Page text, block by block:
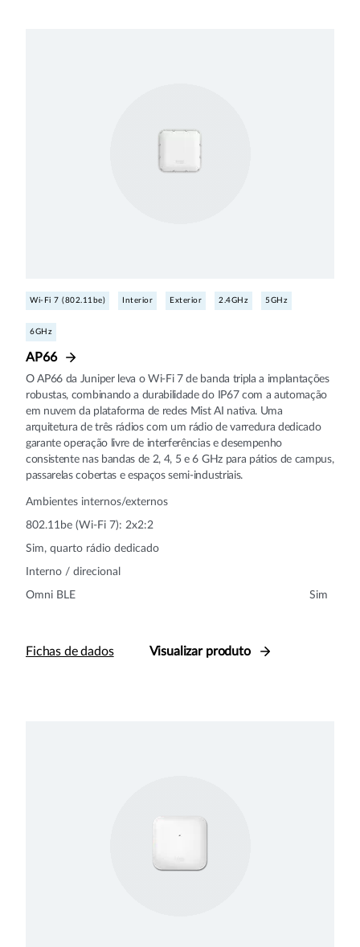
Wi-Fi 7 (802.11be) Interior Exterior 2.4GHz 5GHz
6GHz
AP66
O AP66 da Juniper leva o Wi‑Fi 7 de banda tripla a implantações
robustas, combinando a durabilidade do IP67 com a automação
em nuvem da plataforma de redes Mist AI nativa. Uma
arquitetura de três rádios com um rádio de varredura dedicado
garante operação livre de interferências e desempenho
consistente nas bandas de 2, 4, 5 e 6 GHz para pátios de campus,
passarelas cobertas e espaços semi-industriais.
Ambientes internos/externos
802.11be (Wi-Fi 7): 2x2:2
Sim, quarto rádio dedicado
Interno / direcional
Omni BLE Sim
Fichas de dados Visualizar produto